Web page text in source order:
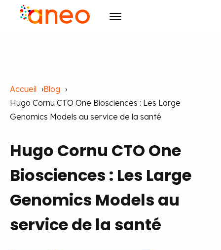
Intelligence Artificielle
Design
Agilité
Formation
Technologies avancées
ArmoniK
Qyma
Pilotage par la Valeur
R&D
Culture
Raison d'être
Initiatives
Blog
Cas clients
Évènements
Agenda
Actualités
Carrières
Contact
Accueil
Blog
Hugo Cornu CTO One Biosciences : Les Large
Genomics Models au service de la santé
Hugo Cornu CTO One
Biosciences : Les Large
Genomics Models au
service de la santé